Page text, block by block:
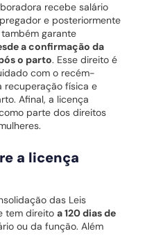
recebe salário
e posteriormente
também garante
a confirmação da
o parto. Esse direito é
com o recém-
recuperação física e
Afinal, a licença
parte dos direitos
a licença
das Leis
tem direito a 120 dias de
ou da função. Além